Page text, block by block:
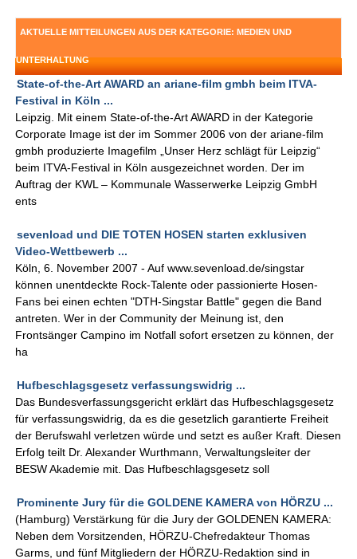
AKTUELLE MITTEILUNGEN AUS DER KATEGORIE: MEDIEN UND
UNTERHALTUNG
State-of-the-Art AWARD an ariane-film gmbh beim ITVA-
Festival in Köln ...
Leipzig. Mit einem State-of-the-Art AWARD in der Kategorie
Corporate Image ist der im Sommer 2006 von der ariane-film
gmbh produzierte Imagefilm „Unser Herz schlägt für Leipzig“
beim ITVA-Festival in Köln ausgezeichnet worden. Der im
Auftrag der KWL – Kommunale Wasserwerke Leipzig GmbH
ents
sevenload und DIE TOTEN HOSEN starten exklusiven
Video-Wettbewerb ...
Köln, 6. November 2007 - Auf www.sevenload.de/singstar
können unentdeckte Rock-Talente oder passionierte Hosen-
Fans bei einen echten "DTH-Singstar Battle" gegen die Band
antreten. Wer in der Community der Meinung ist, den
Frontsänger Campino im Notfall sofort ersetzen zu können, der
ha
Hufbeschlagsgesetz verfassungswidrig ...
Das Bundesverfassungsgericht erklärt das Hufbeschlagsgesetz
für verfassungswidrig, da es die gesetzlich garantierte Freiheit
der Berufswahl verletzen würde und setzt es außer Kraft. Diesen
Erfolg teilt Dr. Alexander Wurthmann, Verwaltungsleiter der
BESW Akademie mit. Das Hufbeschlagsgesetz soll
Prominente Jury für die GOLDENE KAMERA von HÖRZU ...
(Hamburg) Verstärkung für die Jury der GOLDENEN KAMERA:
Neben dem Vorsitzenden, HÖRZU-Chefredakteur Thomas
Garms, und fünf Mitgliedern der HÖRZU-Redaktion sind in